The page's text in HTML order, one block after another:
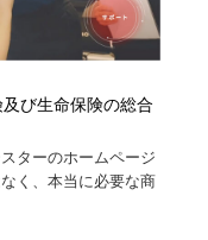
び生命保険の総合
ターのホームページ
く、本当に必要な商